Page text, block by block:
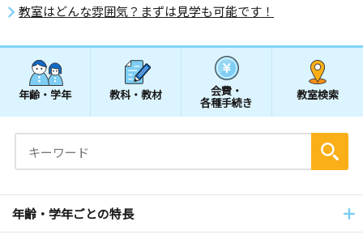
教室はどんな雰囲気？まずは見学も可能です！
年齢・学年 教科・教材 会費・
各種手続き
教室検索
年齢・学年ごとの特長